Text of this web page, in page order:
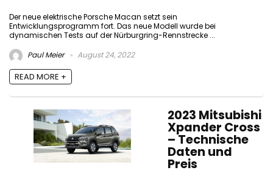
Der neue elektrische Porsche Macan setzt sein
Entwicklungsprogramm fort. Das neue Modell wurde bei
dynamischen Tests auf der Nürburgring-Rennstrecke ...
Paul Meier
August 24, 2022
READ MORE +
2023 Mitsubishi
Xpander Cross
– Technische
Daten und
Preis